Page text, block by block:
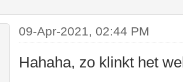
09-Apr-2021, 02:44 PM
Hahaha, zo klinkt het